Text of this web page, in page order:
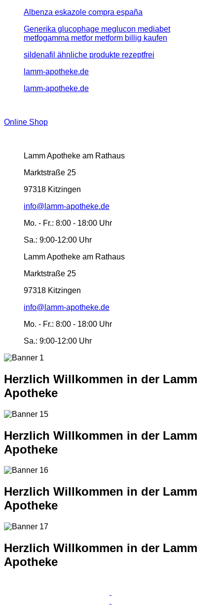
Albenza eskazole compra españa
Generika glucophage meglucon mediabet
metfogamma metfor metform billig kaufen
sildenafil ähnliche produkte rezeptfrei
lamm-apotheke.de
lamm-apotheke.de
Online Shop
Lamm Apotheke am Rathaus
Marktstraße 25
97318 Kitzingen
info@lamm-apotheke.de
Mo. - Fr.: 8:00 - 18:00 Uhr
Sa.: 9:00-12:00 Uhr
Lamm Apotheke am Rathaus
Marktstraße 25
97318 Kitzingen
info@lamm-apotheke.de
Mo. - Fr.: 8:00 - 18:00 Uhr
Sa.: 9:00-12:00 Uhr
Herzlich Willkommen in der Lamm
Apotheke
Herzlich Willkommen in der Lamm
Apotheke
Herzlich Willkommen in der Lamm
Apotheke
Herzlich Willkommen in der Lamm
Apotheke